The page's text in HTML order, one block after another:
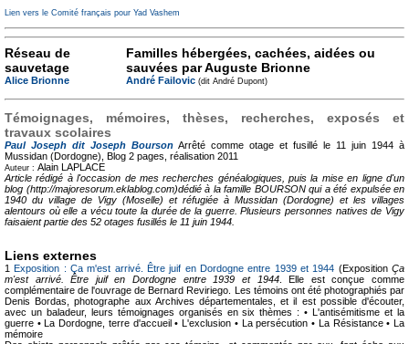
Lien vers le Comité français pour Yad Vashem
Réseau de
sauvetage
Alice Brionne
Familles hébergées, cachées, aidées ou
sauvées par Auguste Brionne
André Failovic (dit André Dupont)
Témoignages, mémoires, thèses, recherches, exposés et
travaux scolaires
Paul Joseph dit Joseph Bourson Arrêté comme otage et fusillé le 11 juin 1944 à
Mussidan (Dordogne), Blog 2 pages, réalisation 2011
Auteur : Alain LAPLACE
Article rédigé à l'occasion de mes recherches généalogiques, puis la mise en ligne d'un
blog (http://majoresorum.eklablog.com)dédié à la famille BOURSON qui a été expulsée en
1940 du village de Vigy (Moselle) et réfugiée à Mussidan (Dordogne) et les villages
alentours où elle a vécu toute la durée de la guerre. Plusieurs personnes natives de Vigy
faisaient partie des 52 otages fusillés le 11 juin 1944.
Liens externes
1Exposition : Ça m'est arrivé. Être juif en Dordogne entre 1939 et 1944 (ExpositionÇa
m'est arrivé. Être juif en Dordogne entre 1939 et 1944. Elle est conçue comme
complémentaire de l'ouvrage de Bernard Reviriego. Les témoins ont été photographiés par
Denis Bordas, photographe aux Archives départementales, et il est possible d'écouter,
avec un baladeur, leurs témoignages organisés en six thèmes : • L'antisémitisme et la
guerre • La Dordogne, terre d'accueil • L'exclusion • La persécution • La Résistance • La
mémoire